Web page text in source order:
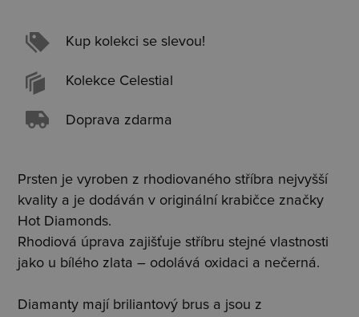
Kup kolekci se slevou!
Kolekce Celestial
Doprava zdarma
Prsten je vyroben z rhodiovaného stříbra nejvyšší
kvality a je dodáván v originální krabičce značky
Hot Diamonds.
Rhodiová úprava zajišťuje stříbru stejné vlastnosti
jako u bílého zlata – odolává oxidaci a nečerná.
Diamanty mají briliantový brus a jsou z